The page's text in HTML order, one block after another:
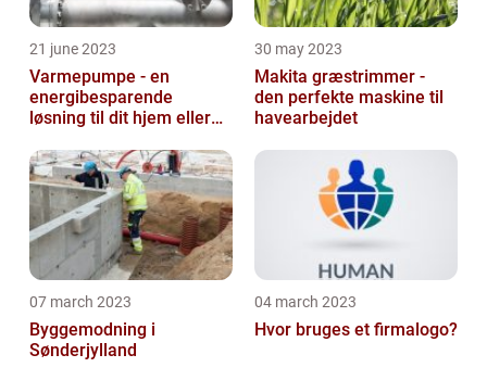
21 june 2023
Varmepumpe - en
energibesparende
løsning til dit hjem eller
30 may 2023
Makita græstrimmer -
den perfekte maskine til
havearbejdet
07 march 2023
Byggemodning i
Sønderjylland
04 march 2023
Hvor bruges et firmalogo?